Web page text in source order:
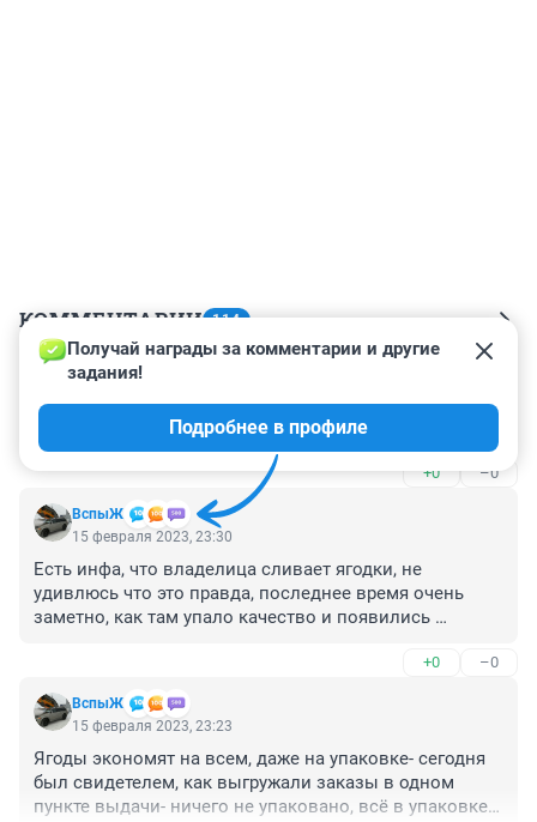
КОММЕНТАРИИ 114
Гость
+0 –0
ВспыЖ
Получай награды за комментарии и другие
задания!
Подробнее в профиле
15 февраля 2023, 23:30
Есть инфа, что владелица сливает ягодки, не
удивлюсь что это правда, последнее время очень
заметно, как там упало качество и появились
заказ по Новосибу ехал четыре дня, например, или
присылают совершенно не то, что в заказе, где
продавцом они же и выступают и пытаются снять
деньги за возврат.Из последнего- передумал
покупать на стадии оплаты, не стал оплачивать- они
мне это пытались оформить как отказ, хотя там
должна быть предоплата строго.
+0 –0
ВспыЖ
15 февраля 2023, 23:23
Ягоды экономят на всем, даже на упаковке- сегодня
был свидетелем, как выгружали заказы в одном
пункте выдачи- ничего не упаковано, всё в упаковке